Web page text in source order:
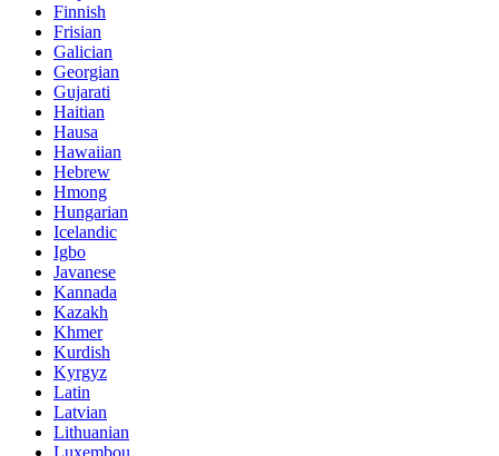
Finnish
Frisian
Galician
Georgian
Gujarati
Haitian
Hausa
Hawaiian
Hebrew
Hmong
Hungarian
Icelandic
Igbo
Javanese
Kannada
Kazakh
Khmer
Kurdish
Kyrgyz
Latin
Latvian
Lithuanian
Luxembou..